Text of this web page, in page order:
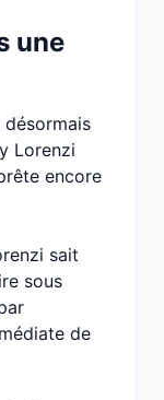
une
Lorenzi
encore
sait
sous
de